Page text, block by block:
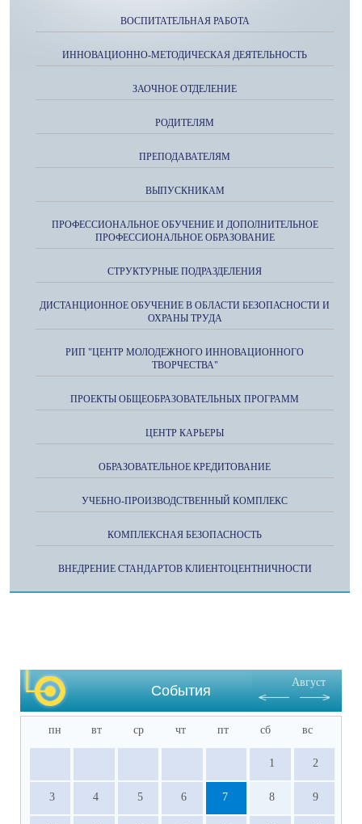
ВОСПИТАТЕЛЬНАЯ РАБОТА
ИННОВАЦИОННО-МЕТОДИЧЕСКАЯ ДЕЯТЕЛЬНОСТЬ
ЗАОЧНОЕ ОТДЕЛЕНИЕ
РОДИТЕЛЯМ
ПРЕПОДАВАТЕЛЯМ
ВЫПУСКНИКАМ
ПРОФЕССИОНАЛЬНОЕ ОБУЧЕНИЕ И ДОПОЛНИТЕЛЬНОЕ
ПРОФЕССИОНАЛЬНОЕ ОБРАЗОВАНИЕ
СТРУКТУРНЫЕ ПОДРАЗДЕЛЕНИЯ
ДИСТАНЦИОННОЕ ОБУЧЕНИЕ В ОБЛАСТИ БЕЗОПАСНОСТИ И
ОХРАНЫ ТРУДА
РИП "ЦЕНТР МОЛОДЕЖНОГО ИННОВАЦИОННОГО
ТВОРЧЕСТВА"
ПРОЕКТЫ ОБЩЕОБРАЗОВАТЕЛЬНЫХ ПРОГРАММ
ЦЕНТР КАРЬЕРЫ
ОБРАЗОВАТЕЛЬНОЕ КРЕДИТОВАНИЕ
УЧЕБНО-ПРОИЗВОДСТВЕННЫЙ КОМПЛЕКС
КОМПЛЕКСНАЯ БЕЗОПАСНОСТЬ
ВНЕДРЕНИЕ СТАНДАРТОВ КЛИЕНТОЦЕНТНИЧНОСТИ
События
Август
пн вт ср чт пт сб вс
1 2
3 4 5 6 7 8 9